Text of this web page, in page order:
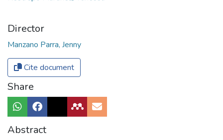
Director
Manzano Parra, Jenny
Cite document
Share
Abstract